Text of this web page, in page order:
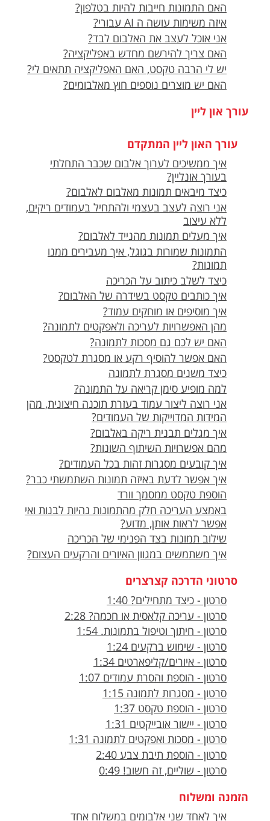
האם התמונות חייבות להיות בטלפון?
איזה משימות עושה ה AI עבורי?
אני אוכל לעצב את האלבום לבד?
האם צריך להירשם מחדש באפליקציה?
יש לי הרבה טקסט, האם האפליקציה תתאים לי?
האם יש מוצרים נוספים חוץ מאלבומים?
עורך און ליין
עורך האון ליין המתקדם
איך ממשיכים לערוך אלבום שכבר התחלתי
בעורך אונליין?
כיצד מיבאים תמונות מאלבום לאלבום?
אני רוצה לעצב בעצמי ולהתחיל בעמודים ריקים,
ללא עיצוב
איך מעלים תמונות מהנייד לאלבום?
התמונות שמורות בגוגל, איך מעבירים ממנו
תמונות?
כיצד לשלב כיתוב על הכריכה
איך כותבים טקסט בשידרה של האלבום?
איך מוסיפים או מוחקים עמוד?
מהן האפשרויות לעריכה ולאפקטים לתמונה?
האם יש לכם גם מסכות לתמונה?
האם אפשר להוסיף רקע או מסגרת לטקסט?
כיצד משנים מסגרת לתמונה
למה מופיע סימן קריאה על התמונה?
אני רוצה ליצור עמוד בעזרת תוכנה חיצונית, מהן
המידות המדוייקות של העמודים?
איך מגלים תבנית ריקה באלבום?
מהם אפשרויות השיתוף השונות?
איך קובעים מסגרות זהות בכל העמודים?
איך אפשר לדעת באיזה תמונות השתמשתי כבר?
הוספת טקסט ממסמך וורד
באמצע העריכה חלק מהתמונות נהיות לבנות ואי
אפשר לראות אותן, מדוע?
שילוב תמונות בצד הפנימי של הכריכה
איך משתמשים במגוון האיורים והרקעים העצום?
סרטוני הדרכה קצרצרים
סרטון - כיצד מתחילים? 1:40
סרטון - עריכה קלאסית או חכמה? 2:28
סרטון - חיתוך וטיפול בתמונות. 1:54
סרטון - שימוש ברקעים 1:24
סרטון - איורים/קליפארטים 1:34
סרטון - הוספת והסרת עמודים 1:07
סרטון - מסגרות לתמונה 1:15
סרטון - הוספת טקסט 1:37
סרטון - יישור אובייקטים 1:31
סרטון - מסכות ואפקטים לתמונה 1:31
סרטון - הוספת תיבת צבע 2:40
סרטון - שוליים, זה חשוב! 0:49
הזמנה ומשלוח
איך לאחד שני אלבומים במשלוח אחד